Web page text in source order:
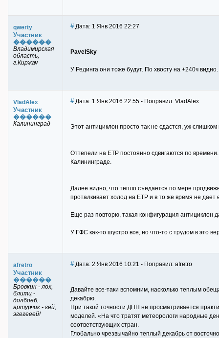
qwerty
Участник
������
Владимирская
область,
г.Киржач
# Дата: 1 Янв 2016 22:27
PavelSky
У Рединга они тоже будут. По хвосту на +240ч
VladAlex
Участник
������
Калининград
# Дата: 1 Янв 2016 22:55 - Поправил: VladAlex
Этот антициклон просто так не сдастся, уж
Оттепели на ЕТР постоянно сдвигаются по
Калининграде.
Далее видно, что тепло съедается по мере
проталкивает холод на ЕТР и в то же время не дает
Еще раз повторю, такая конфигурация антициклон
У ГФС как-то шустро все, но что-то с трудом в это
afretro
Участник
������
Бровкин - лох,
блитц -
долбоеб,
артурчик - гей,
эгегееей!
# Дата: 2 Янв 2016 10:21 - Поправил: afretro
Давайте все-таки вспомним, насколько теплым
декабрю.
При такой точности ДПП не просматривается
моделей. «На что тратят метеорологи народные
соответствующих стран.
Глобально чрезвычайно теплый декабрь от